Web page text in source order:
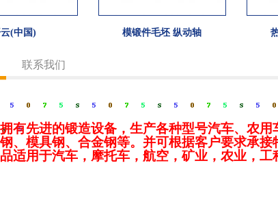
(中国) 模锻件毛坯 纵动轴
联系我们
有先进的锻造设备，生产各种型号汽车、农
、模具钢、合金钢等。并可根据客户要求承
适用于汽车，摩托车，航空，矿业，农业，工